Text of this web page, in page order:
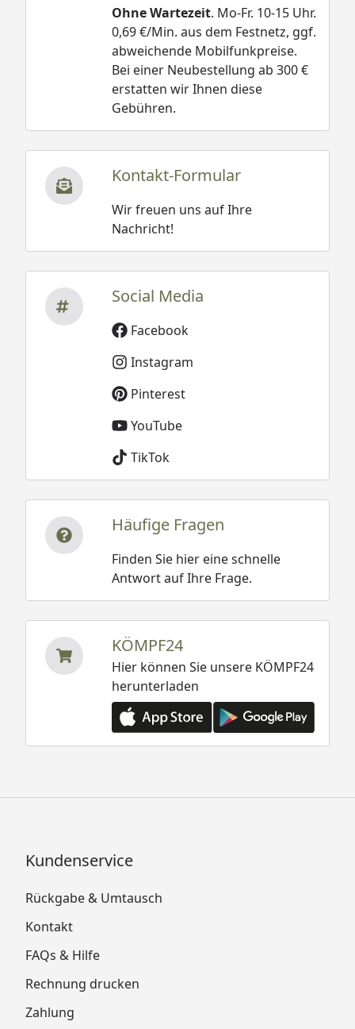
Ohne Wartezeit. Mo-Fr. 10-15 Uhr.
0,69 €/Min. aus dem Festnetz, ggf.
abweichende Mobilfunkpreise.
Bei einer Neubestellung ab 300 €
erstatten wir Ihnen diese
Gebühren.
Kontakt-Formular
Wir freuen uns auf Ihre
Nachricht!
Social Media
Facebook
Instagram
Pinterest
YouTube
TikTok
Häufige Fragen
Finden Sie hier eine schnelle
Antwort auf Ihre Frage.
KÖMPF24
Hier können Sie unsere KÖMPF24
herunterladen
Kundenservice
Rückgabe & Umtausch
Kontakt
FAQs & Hilfe
Rechnung drucken
Zahlung